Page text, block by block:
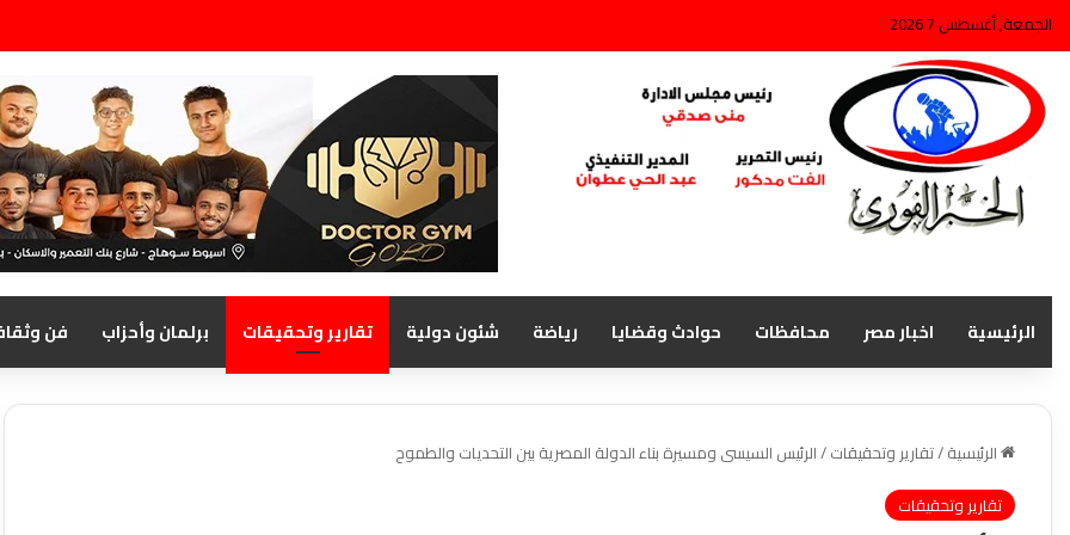
الجمعة, أغسطس 7 2026
الرئيسية اخبار مصر محافظات حوادث وقضايا رياضة شئون دولية تقارير وتحقيقات برلمان وأحزاب فن
الرئيسية/تقارير وتحقيقات/الرئيس السيسى ومسيرة بناء الدولة المصرية بين التحديات والطموح
تقارير وتحقيقات